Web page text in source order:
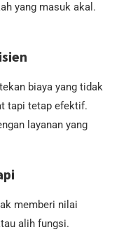
yang masuk akal.
biaya yang tidak
tapi tetap efektif.
layanan yang
memberi nilai
alih fungsi.